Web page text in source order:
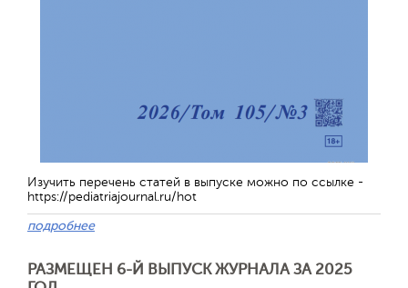
Изучить перечень статей в выпуске можно по ссылке -
https://pediatriajournal.ru/hot
подробнее
РАЗМЕЩЕН 6-Й ВЫПУСК ЖУРНАЛА ЗА 2025